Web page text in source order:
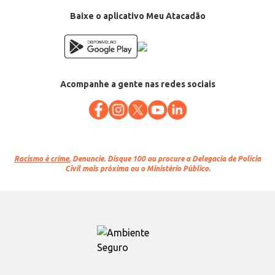
Baixe o aplicativo Meu Atacadão
Acompanhe a gente nas redes sociais
Racismo é crime. Denuncie. Disque 100 ou procure a Delegacia de Polícia
Civil mais próxima ou o Ministério Público.